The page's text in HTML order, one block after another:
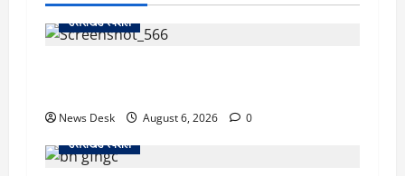
उत्तराखंड स्पेशल
News Desk August 6, 2026
0
उत्तराखंड स्पेशल